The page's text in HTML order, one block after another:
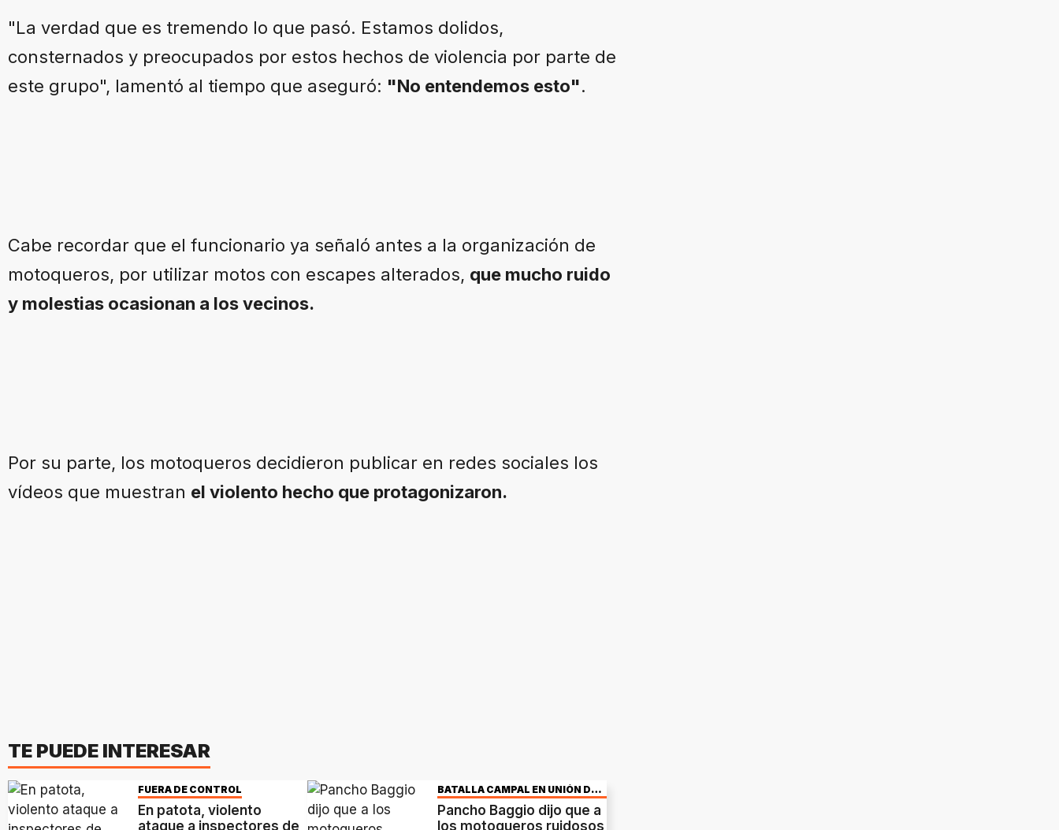
"La verdad que es tremendo lo que pasó. Estamos dolidos,
consternados y preocupados por estos hechos de violencia por parte de
este grupo", lamentó al tiempo que aseguró: "No entendemos esto".
Cabe recordar que el funcionario ya señaló antes a la organización de
motoqueros, por utilizar motos con escapes alterados, que mucho ruido
y molestias ocasionan a los vecinos.
Por su parte, los motoqueros decidieron publicar en redes sociales los
vídeos que muestran el violento hecho que protagonizaron.
TE PUEDE INTERESAR
FUERA DE CONTROL
En patota, violento
ataque a inspectores de
BATALLA CAMPAL EN UNIÓN DE
MAYO
Pancho Baggio dijo que a
los motoqueros ruidosos